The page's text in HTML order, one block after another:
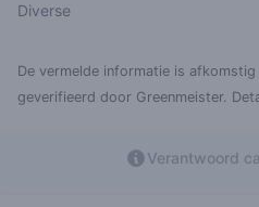
Diverse
De vermelde informatie is
geverifieerd door Greenmeister.
Verantwoord